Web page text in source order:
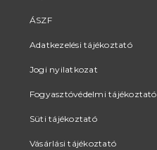
ÁSZF
Adatkezelési tájékoztató
Jogi nyilatkozat
Fogyasztóvédelmi tájékoztató
Süti tájékoztató
Vásárlási tájékoztató